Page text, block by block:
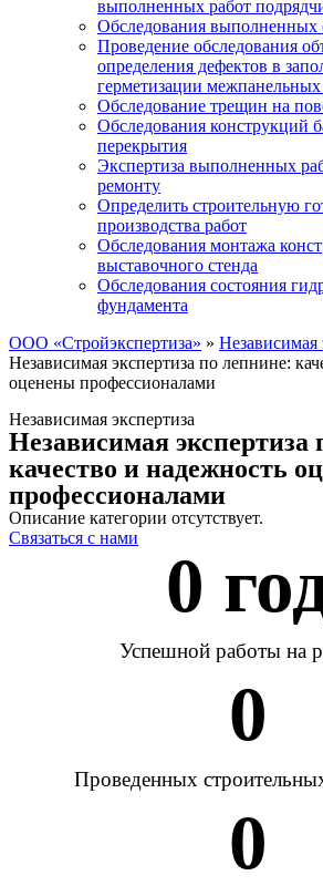
выполненных работ
Обследования выполненных
Проведение обследования
определения дефектов в
герметизации
Обследование трещин на
Обследования конструкций
перекрытия
Экспертиза выполненных
ремонту
Определить строительную
производства работ
Обследования монтажа
выставочного стенда
Обследования состояния
фундамента
ООО «Стройэкспертиза» » Независимая
Независимая экспертиза по лепнине:
оценены профессионалами
Независимая экспертиза
Независимая экспертиза
качество и надежность
профессионалами
Описание категории отсутствует.
Связаться с нами
0
Успешной работы на
0
Проведенных
0